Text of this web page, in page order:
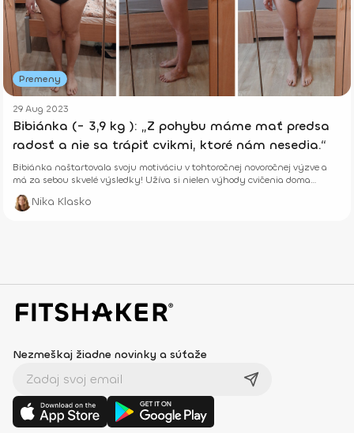
Premeny
29 Aug 2023
Bibiánka (- 3,9 kg ): „Z pohybu máme mať predsa
radosť a nie sa trápiť cvikmi, ktoré nám nesedia.“
Bibiánka naštartovala svoju motiváciu v tohtoročnej novoročnej výzve a
má za sebou skvelé výsledky! Užíva si nielen výhody cvičenia doma
priamo zo svojej obývačky, ale takisto všetky zmeny, čo so sebou cvičenie
a zmena stravy priniesla.
Nika Klasko
Nezmeškaj žiadne novinky a súťaže